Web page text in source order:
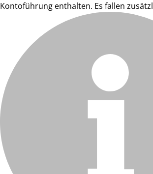
Kontoführung enthalten. Es fallen